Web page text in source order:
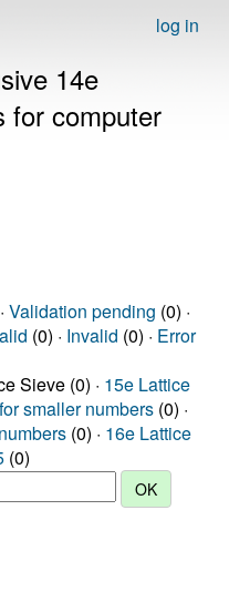
log in
14e
for computer
Validation pending (0) ·
(0) · Invalid (0) · Error
Sieve (0) · 15e Lattice
smaller numbers (0) ·
(0) · 16e Lattice
(0)